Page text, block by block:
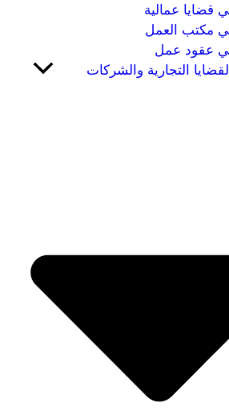
قضايا عمالية
مكتب العمل
عقود عمل
التجارية والشركات